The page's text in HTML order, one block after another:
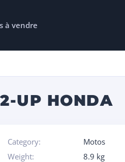
à vendre
UP HONDA
Category:
Motos
Weight:
8.9 kg